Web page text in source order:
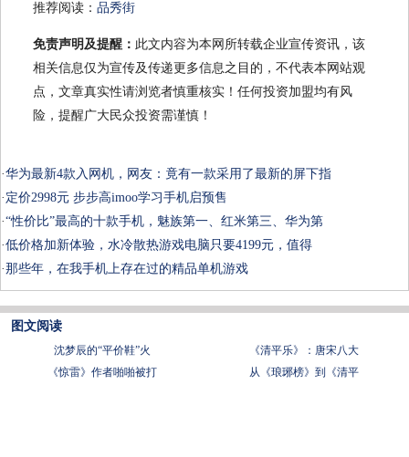
推荐阅读： 品秀街
免责声明及提醒： 此文内容为本网所转载企业宣传资讯，该
相关信息仅为宣传及传递更多信息之目的，不代表本网站观
点，文章真实性请浏览者慎重核实！任何投资加盟均有风
险，提醒广大民众投资需谨慎！
·华为最新4款入网机，网友：竟有一款采用了最新的屏下指
· 定价2998元 步步高imoo学习手机启预售
·“性价比”最高的十款手机，魅族第一、红米第三、华为第
·低价格加新体验，水冷散热游戏电脑只要4199元，值得
·那些年，在我手机上存在过的精品单机游戏
图文阅读
沈梦辰的“平价鞋”火
《清平乐》：唐宋八大
《惊雷》作者啪啪被打
从《琅琊榜》到《清平